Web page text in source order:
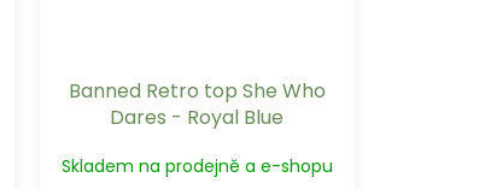
Banned Retro top She Who
Dares - Royal Blue
Skladem na prodejně a e-shopu